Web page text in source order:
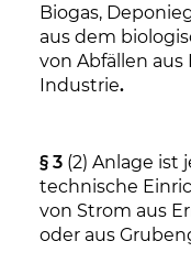
Biogas,
aus dem
von Abfällen
Industrie.
§ 3 (2) Anlage ist
technische
von Strom aus
oder aus